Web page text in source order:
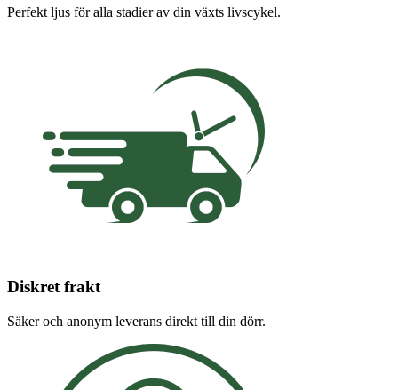
Perfekt ljus för alla stadier av din växts livscykel.
Diskret frakt
Säker och anonym leverans direkt till din dörr.